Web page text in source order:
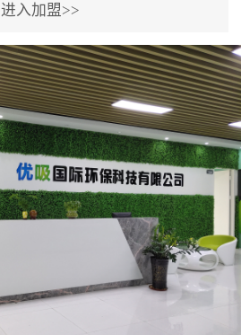
专利保护优势、双甲资质
企业（“室内环境净化治理
甲级施工资质”“室内环境
污染治理资质等级证
书”）、拥有多名高级《环
境工程高级工程师》室内
空气治理资格认证的治理
人员、掌握室内空气净化
治理实用技术和五项专利
技术、八项计算机软件著
作权登记证书等。研发实
进入加盟>>